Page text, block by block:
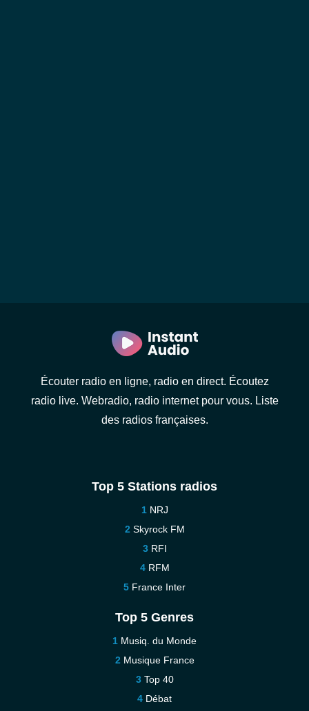
Écouter radio en ligne, radio en direct. Écoutez
radio live. Webradio, radio internet pour vous. Liste
des radios françaises.
Top 5 Stations radios
NRJ
Skyrock FM
RFI
RFM
France Inter
Top 5 Genres
Musiq. du Monde
Musique France
Top 40
Débat